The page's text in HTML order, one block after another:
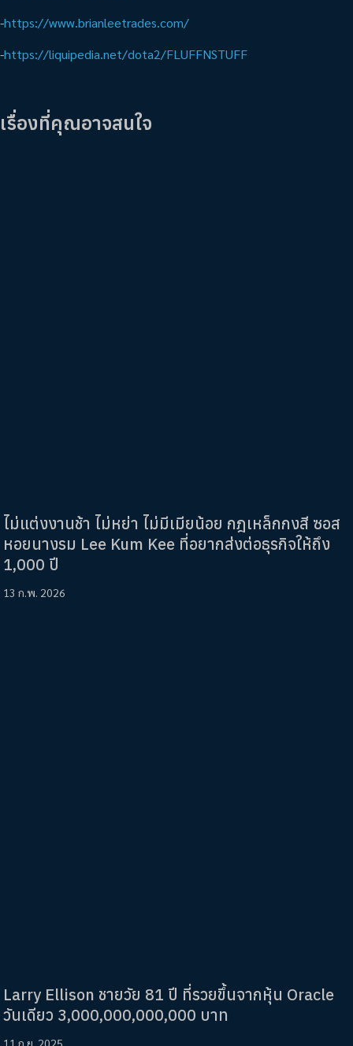
-https://www.brianleetrades.com/
-https://liquipedia.net/dota2/FLUFFNSTUFF
เรื่องที่คุณอาจสนใจ
ไม่แต่งงานช้า ไม่หย่า ไม่มีเมียน้อย กฎเหล็กกงสี ซอส
หอยนางรม Lee Kum Kee ที่อยากส่งต่อธุรกิจให้ถึง
1,000 ปี
13 ก.พ. 2026
Larry Ellison ชายวัย 81 ปี ที่รวยขึ้นจากหุ้น Oracle
วันเดียว 3,000,000,000,000 บาท
11 ก.ย. 2025